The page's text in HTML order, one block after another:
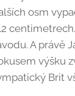
osm
A právě
výšku
Brit